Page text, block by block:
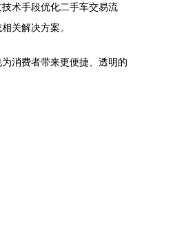
术手段优化二手车交易流
关解决方案。
消费者带来更便捷、透明的